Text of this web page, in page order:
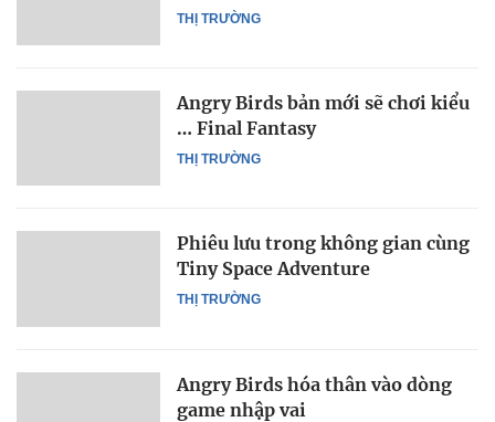
THỊ TRƯỜNG
THỊ TRƯỜNG
Angry Birds bản mới sẽ chơi kiểu
… Final Fantasy
THỊ TRƯỜNG
Phiêu lưu trong không gian cùng
Tiny Space Adventure
Angry Birds hóa thân vào dòng
game nhập vai